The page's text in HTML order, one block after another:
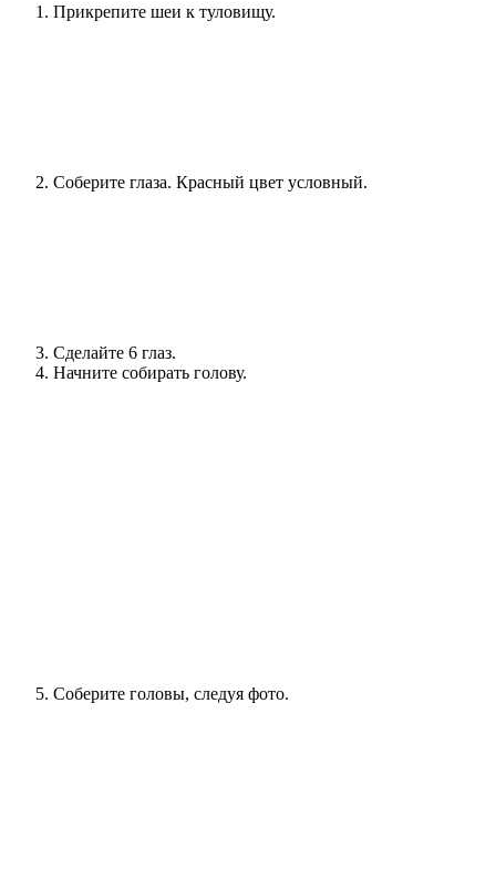
Прикрепите шеи к туловищу.
Соберите глаза. Красный цвет условный.
Сделайте 6 глаз.
Начните собирать голову.
Соберите головы, следуя фото.